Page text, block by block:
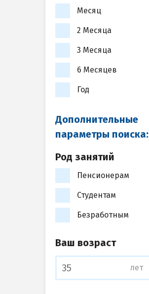
Месяц
2 Месяца
3 Месяца
6 Месяцев
Год
Дополнительные
параметры поиска:
Род занятий
Пенсионерам
Студентам
Безработным
Ваш возраст
лет